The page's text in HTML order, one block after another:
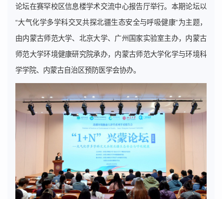
论坛在赛罕校区信息楼学术交流中心报告厅举行。本期论坛以
“大气化学多学科交叉共探北疆生态安全与呼吸健康”为主题，
由内蒙古师范大学、北京大学、广州国家实验室主办，内蒙古
师范大学环境健康研究院承办，内蒙古师范大学化学与环境科
学学院、内蒙古自治区预防医学会协办。